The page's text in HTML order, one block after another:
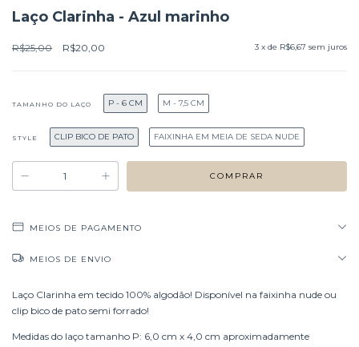
Laço Clarinha - Azul marinho
R$25,00 R$20,00 3 x de R$6,67 sem juros
TAMANHO DO LAÇO P - 6 CM M - 7,5 CM
STYLE CLIP BICO DE PATO FAIXINHA EM MEIA DE SEDA NUDE
MEIOS DE PAGAMENTO
MEIOS DE ENVIO
Laço Clarinha em tecido 100% algodão! Disponível na faixinha nude ou
clip bico de pato semi forrado!
Medidas do laço tamanho P: 6,0 cm x 4,0 cm aproximadamente